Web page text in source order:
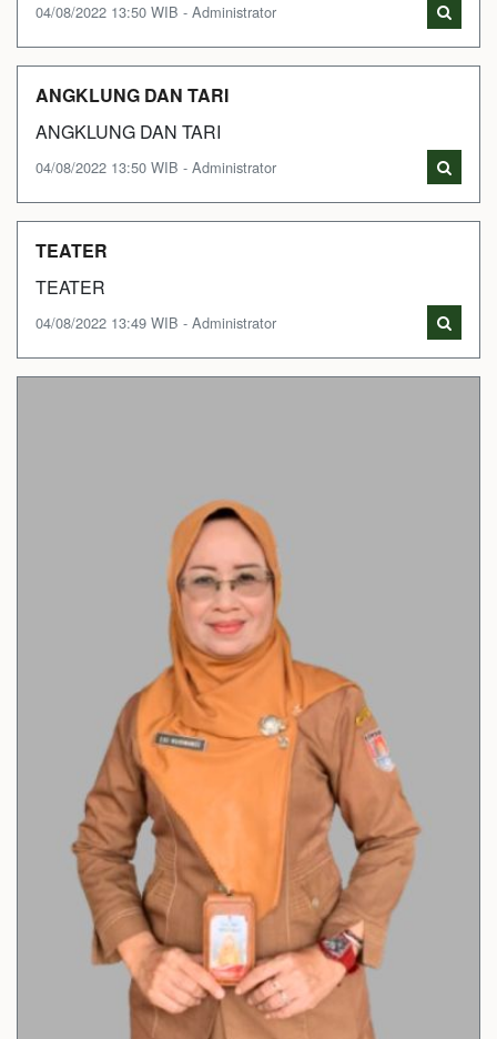
04/08/2022 13:50 WIB - Administrator
ANGKLUNG DAN TARI
ANGKLUNG DAN TARI
04/08/2022 13:50 WIB - Administrator
TEATER
TEATER
04/08/2022 13:49 WIB - Administrator